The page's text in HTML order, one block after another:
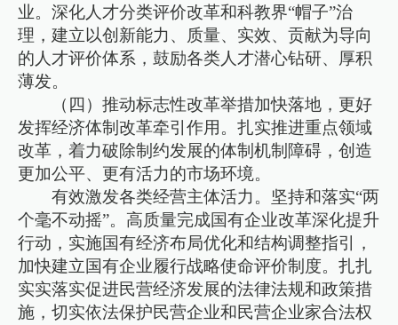
业。深化人才分类评价改革和科教界“帽子”治
理，建立以创新能力、质量、实效、贡献为导向
的人才评价体系，鼓励各类人才潜心钻研、厚积
薄发。
（四）推动标志性改革举措加快落地，更好
发挥经济体制改革牵引作用。扎实推进重点领域
改革，着力破除制约发展的体制机制障碍，创造
更加公平、更有活力的市场环境。
有效激发各类经营主体活力。坚持和落实“两
个毫不动摇”。高质量完成国有企业改革深化提升
行动，实施国有经济布局优化和结构调整指引，
加快建立国有企业履行战略使命评价制度。扎扎
实实落实促进民营经济发展的法律法规和政策措
施，切实依法保护民营企业和民营企业家合法权